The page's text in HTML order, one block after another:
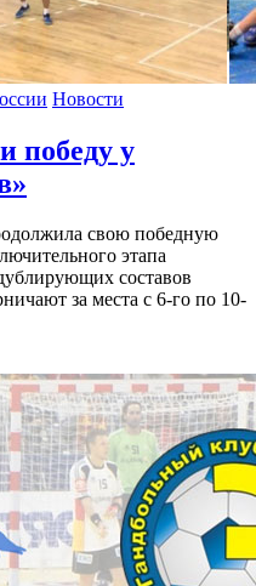
Новости
победу у
свою победную
этапа
составов
за места с 6-го по 10-